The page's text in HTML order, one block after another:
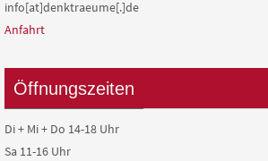
info[at]denktraeume[.]de
Anfahrt
Öffnungszeiten
Di + Mi + Do 14-18 Uhr
Sa 11-16 Uhr